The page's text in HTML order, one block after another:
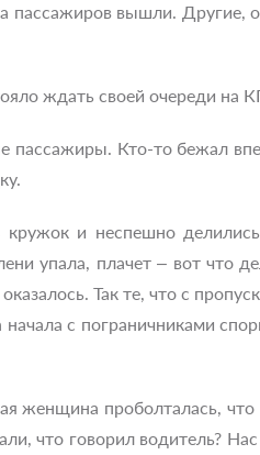
пассажиров вышли. Другие,
ждать своей очереди на
пассажиры. Кто-то бежал
кружок и неспешно
упала, плачет – вот что
Так те, что с
с пограничниками
женщина проболталась,
что говорил водитель?